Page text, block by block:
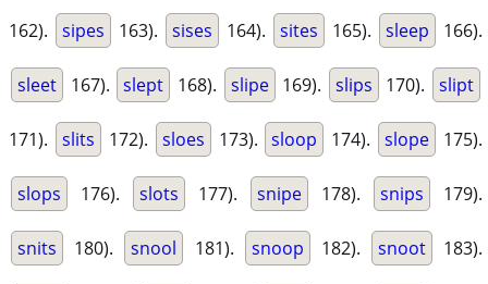
162). sipes 163). sises 164). sites 165). sleep 166).
sleet 167). slept 168). slipe 169). slips 170). slipt
171). slits 172). sloes 173). sloop 174). slope 175).
slops 176). slots 177). snipe 178). snips 179).
snits 180). snool 181). snoop 182). snoot 183).